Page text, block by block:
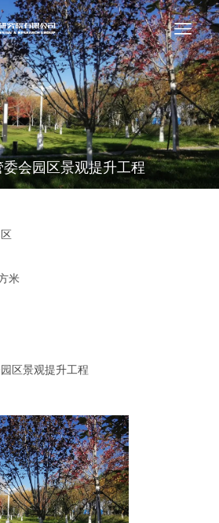
会园区景观提升工程
米
区景观提升工程